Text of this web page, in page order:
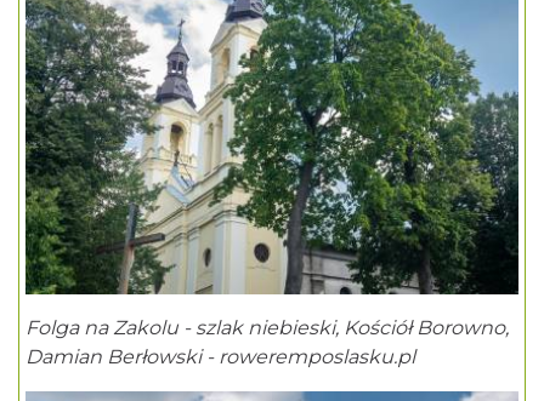
Folga na Zakolu - szlak niebieski, Kościół Borowno,
Damian Berłowski - roweremposlasku.pl